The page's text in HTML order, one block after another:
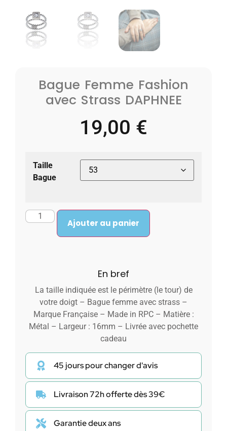
Bague Femme Fashion
avec Strass DAPHNEE
19,00 €
Taille
Bague
Ajouter au panier
En bref
La taille indiquée est le périmètre (le tour) de
votre doigt – Bague femme avec strass –
Marque Française – Made in RPC – Matière :
Métal – Largeur : 16mm – Livrée avec pochette
cadeau
45 jours pour changer d'avis
Livraison 72h offerte dès 39€
Garantie deux ans